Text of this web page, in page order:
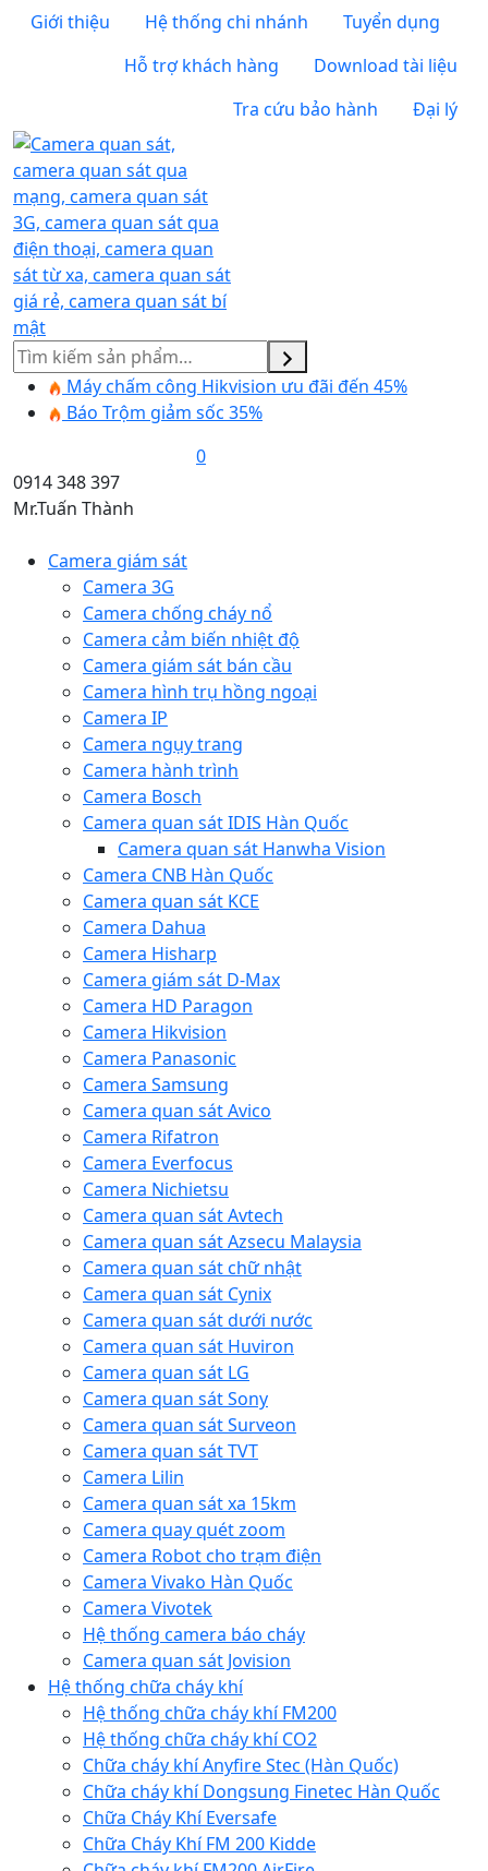
Giới thiệu Hệ thống chi nhánh
Tuyển dụng
Hỗ trợ khách hàng
Download tài liệu
Tra cứu bảo hành
Đại lý
Tìm
kiếm
Máy chấm công Hikvision ưu đãi đến 45%
Báo Trộm giảm sốc 35%
0
0914 348 397
Mr.Tuấn Thành
Camera giám sát
Camera 3G
Camera chống cháy nổ
Camera cảm biến nhiệt độ
Camera giám sát bán cầu
Camera hình trụ hồng ngoại
Camera IP
Camera ngụy trang
Camera hành trình
Camera Bosch
Camera quan sát IDIS Hàn Quốc
Camera quan sát Hanwha Vision
Camera CNB Hàn Quốc
Camera quan sát KCE
Camera Dahua
Camera Hisharp
Camera giám sát D-Max
Camera HD Paragon
Camera Hikvision
Camera Panasonic
Camera Samsung
Camera quan sát Avico
Camera Rifatron
Camera Everfocus
Camera Nichietsu
Camera quan sát Avtech
Camera quan sát Azsecu Malaysia
Camera quan sát chữ nhật
Camera quan sát Cynix
Camera quan sát dưới nước
Camera quan sát Huviron
Camera quan sát LG
Camera quan sát Sony
Camera quan sát Surveon
Camera quan sát TVT
Camera Lilin
Camera quan sát xa 15km
Camera quay quét zoom
Camera Robot cho trạm điện
Camera Vivako Hàn Quốc
Camera Vivotek
Hệ thống camera báo cháy
Camera quan sát Jovision
Hệ thống chữa cháy khí
Hệ thống chữa cháy khí FM200
Hệ thống chữa cháy khí CO2
Chữa cháy khí Anyfire Stec (Hàn Quốc)
Chữa cháy khí Dongsung Finetec Hàn Quốc
Chữa Cháy Khí Eversafe
Chữa Cháy Khí FM 200 Kidde